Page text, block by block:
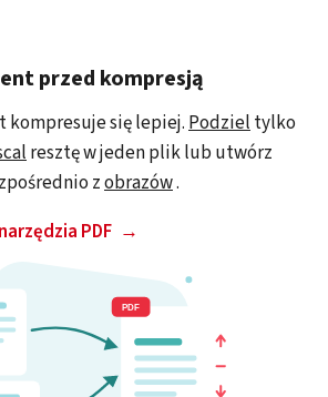
przed kompresją
kompresuje się lepiej.Podzieltylko
resztę w jeden plik lub utwórz
zobrazów.
PDF